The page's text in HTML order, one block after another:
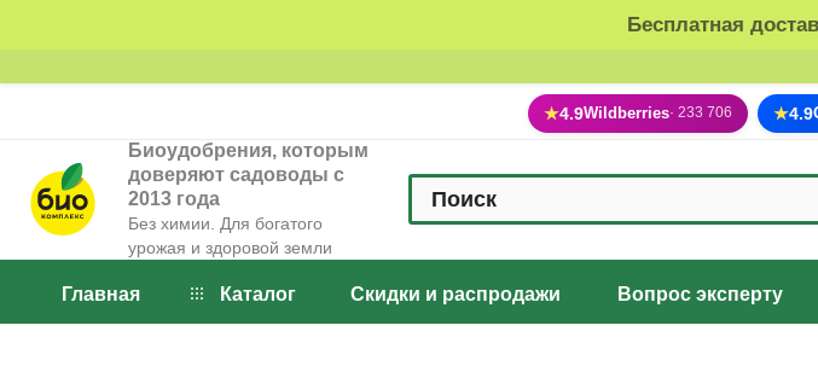
Бесплатная
★4.9Wildberries· 233 706 ★4.9
Биоудобрения, которым
доверяют садоводы с
2013 года
Без химии. Для богатого
урожая и здоровой земли
Главная Каталог Скидки и распродажи Вопрос эксперту